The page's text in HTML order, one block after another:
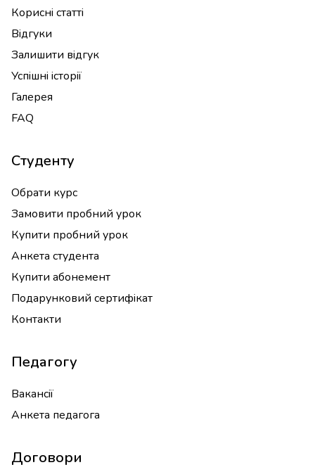
Корисні статті
Відгуки
Залишити відгук
Успішні історії
Галерея
FAQ
Студенту
Обрати курс
Замовити пробний урок
Купити пробний урок
Анкета студента
Купити абонемент
Подарунковий сертифікат
Контакти
Педагогу
Вакансії
Анкета педагога
Договори